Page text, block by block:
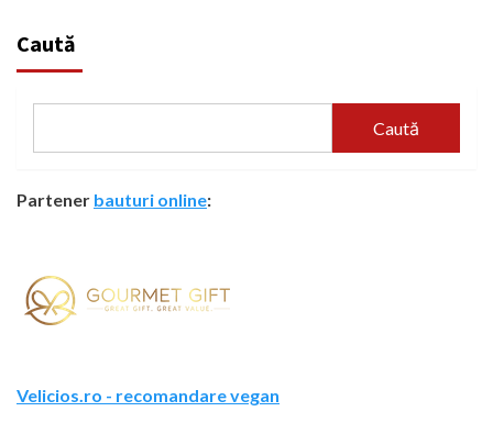
Caută
Caută
Partener bauturi online:
Velicios.ro - recomandare vegan